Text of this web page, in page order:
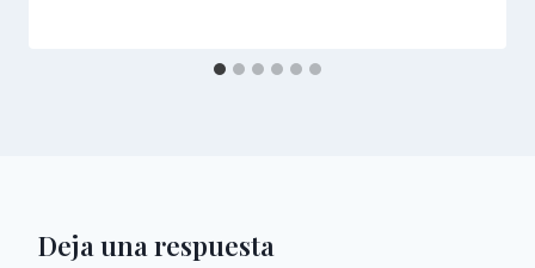
Deja una respuesta